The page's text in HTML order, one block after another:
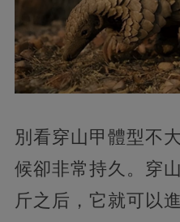
別看穿山甲體型不
候卻非常持久。穿
斤之后，它就可以